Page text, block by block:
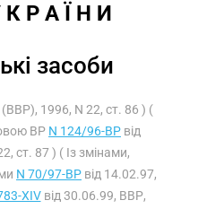
Р А Ї Н И
засоби
(ВВР), 1996, N 22, ст. 86 ) (
ВР N 124/96-ВР від
ст. 87 ) ( Із змінами,
N 70/97-ВР від 14.02.97,
XIVвід 30.06.99, ВВР,